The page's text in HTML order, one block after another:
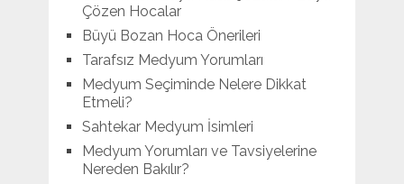
Çözen Hocalar
Büyü Bozan Hoca Önerileri
Tarafsız Medyum Yorumları
Medyum Seçiminde Nelere Dikkat
Etmeli?
Sahtekar Medyum İsimleri
Medyum Yorumları ve Tavsiyelerine
Nereden Bakılır?